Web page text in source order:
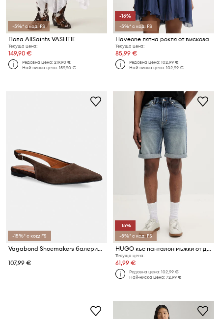
-5%* с код: FS
Пола AllSaints VASHTIE
Текуща цена:
149,90 €
Редовна цена:219,90 €
Най-ниска цена:159,90 €
-16%
-5%* с код: FS
Haveone лятна рокля от вискоза
Текуща цена:
85,99 €
Редовна цена:102,99 €
Най-ниска цена:102,99 €
-15%* с код: FS
Vagabond Shoemakers балеринки от велур HERMINE
107,99 €
-15%
-5%* с код: FS
HUGO къс панталон мъжки от деним HUGO 838/S
Текуща цена:
61,99 €
Редовна цена:102,99 €
Най-ниска цена:72,99 €